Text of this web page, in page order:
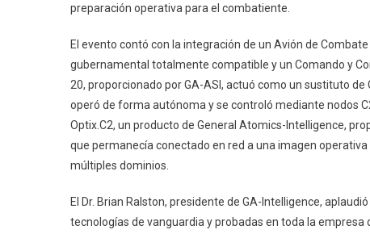
preparación operativa para el combatiente.
El evento contó con la integración de un Avión de
gubernamental totalmente compatible y un Comando y
20, proporcionado por GA-ASI, actuó como un sustituto
operó de forma autónoma y se controló mediante nodos
Optix.C2, un producto de General Atomics-Intelligence,
que permanecía conectado en red a una imagen
múltiples dominios.
El Dr. Brian Ralston, presidente de GA-Intelligence,
tecnologías de vanguardia y probadas en toda la